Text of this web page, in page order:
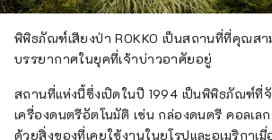
พิพิธภัณฑ์เสียงป่า ROKKO เป็นสถานที่ที่คุณส
บรรยากาศในยุคที่เจ้าบ่าวอาศัยอยู่
สถานที่แห่งนี้ซึ่งเปิดในปี 1994 เป็นพิพิธภัณฑ์ที่
เครื่องดนตรีอัตโนมัติ เช่น กล่องดนตรี คอลเ
ด้วยสิ่งของที่เคยใช้งานในยุโรปและอเมริกาเ